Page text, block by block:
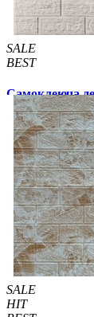
SALE
BEST
Самоклеюча
смужка
104 грн./шт 180
Купити
SALE
HIT